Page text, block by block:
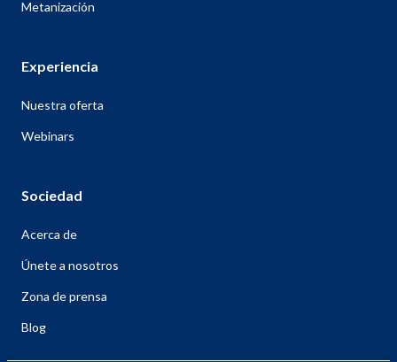
Metanización
Experiencia
Nuestra oferta
Webinars
Sociedad
Acerca de
Únete a nosotros
Zona de prensa
Blog